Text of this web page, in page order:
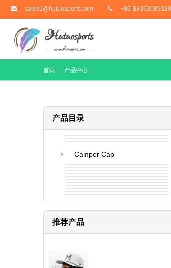
sales1@hutuosports.com +86-18363089328
首页 产品中心
产品目录
Camper Cap
推荐产品